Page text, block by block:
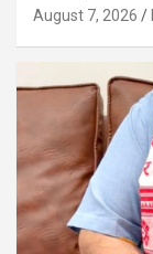
August 7, 2026